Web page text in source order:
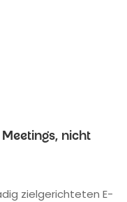
nicht
zielgerichteten E-